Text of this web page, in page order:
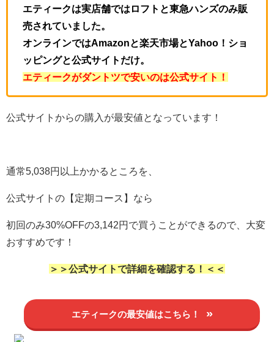
エティークは実店舗ではロフトと東急ハンズのみ販
売されていました。
オンラインではAmazonと楽天市場とYahoo！ショ
ッピングと公式サイトだけ。
エティークがダントツで安いのは公式サイト！
公式サイトからの購入が最安値となっています！
通常5,038円以上かかるところを、
公式サイトの【定期コース】なら
初回のみ30%OFFの3,142円で買うことができるので、大変
おすすめです！
＞＞公式サイトで詳細を確認する！＜＜
エティークの最安値はこちら！